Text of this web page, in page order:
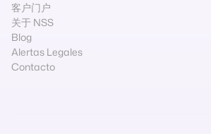
客户门户
关于 NSS
Blog
Alertas Legales
Contacto